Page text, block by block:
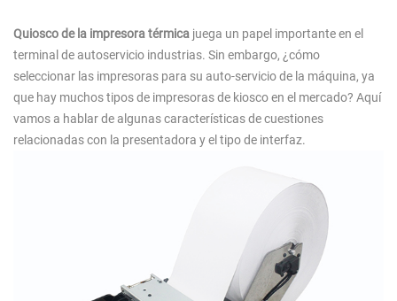
Quiosco de la impresora térmica juega un papel importante en el
terminal de autoservicio industrias. Sin embargo, ¿cómo
seleccionar las impresoras para su auto-servicio de la máquina, ya
que hay muchos tipos de impresoras de kiosco en el mercado? Aquí
vamos a hablar de algunas características de cuestiones
relacionadas con la presentadora y el tipo de interfaz.